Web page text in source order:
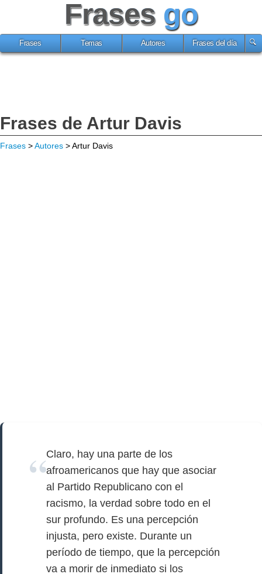
Frases go
Frases Temas Autores Frases del día
Frases de Artur Davis
Frases >Autores > Artur Davis
Claro, hay una parte de los
afroamericanos que hay que asociar
al Partido Republicano con el
racismo, la verdad sobre todo en el
sur profundo. Es una percepción
injusta, pero existe. Durante un
período de tiempo, que la percepción
va a morir de inmediato si los